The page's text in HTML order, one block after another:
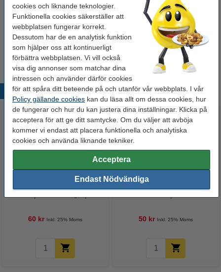
cookies och liknande teknologier.
Funktionella cookies säkerställer att
webbplatsen fungerar korrekt.
Dessutom har de en analytisk funktion
som hjälper oss att kontinuerligt
förbättra webbplatsen. Vi vill också
visa dig annonser som matchar dina
intressen och använder därför cookies
för att spåra ditt beteende på och utanför vår webbplats. I vår
Policy gällande cookies kan du läsa allt om dessa cookies, hur
de fungerar och hur du kan justera dina inställningar. Klicka på
acceptera för att ge ditt samtycke. Om du väljer att avböja
kommer vi endast att placera funktionella och analytiska
cookies och använda liknande tekniker.
Acceptera
Endast Nödvändiga
Se specifikationerna och beskrivningen
i lager
Beställ nu så skickar vi idag!
19 kr Beställ
Populära produkter
60 kr Inkl. 25% Moms
Märkpenna permanent 2.5mm |
50 kr Inkl. 25% Moms